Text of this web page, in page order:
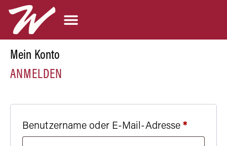
Mein Konto
ANMELDEN
Benutzername oder E-Mail-Adresse*